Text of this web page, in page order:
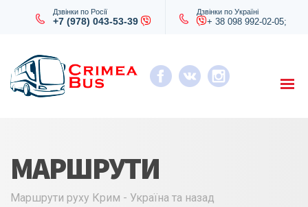
Дзвінки по Росії
+7 (978) 043-53-39
Дзвінки по Україні
+ 38 098 992-02-05;
МАРШРУТИ
Маршрути руху Крим - Україна та назад